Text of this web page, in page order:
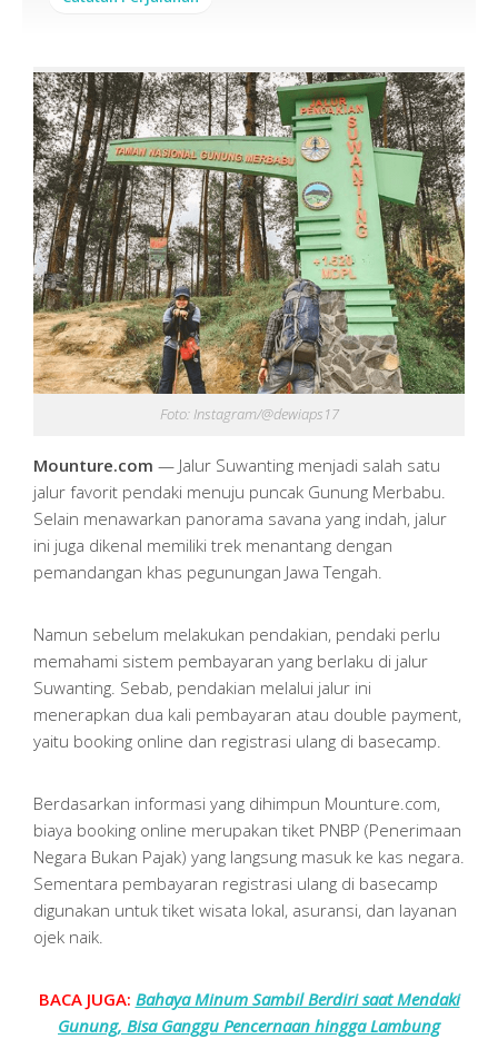
Foto: Instagram/@dewiaps17
Mounture.com — Jalur Suwanting menjadi salah satu
jalur favorit pendaki menuju puncak Gunung Merbabu.
Selain menawarkan panorama savana yang indah, jalur
ini juga dikenal memiliki trek menantang dengan
pemandangan khas pegunungan Jawa Tengah.
Namun sebelum melakukan pendakian, pendaki perlu
memahami sistem pembayaran yang berlaku di jalur
Suwanting. Sebab, pendakian melalui jalur ini
menerapkan dua kali pembayaran atau double payment,
yaitu booking online dan registrasi ulang di basecamp.
Berdasarkan informasi yang dihimpun Mounture.com,
biaya booking online merupakan tiket PNBP (Penerimaan
Negara Bukan Pajak) yang langsung masuk ke kas negara.
Sementara pembayaran registrasi ulang di basecamp
digunakan untuk tiket wisata lokal, asuransi, dan layanan
ojek naik.
BACA JUGA: Bahaya Minum Sambil Berdiri saat Mendaki
Gunung, Bisa Ganggu Pencernaan hingga Lambung